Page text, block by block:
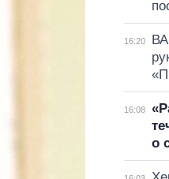
16:20
16:08
о